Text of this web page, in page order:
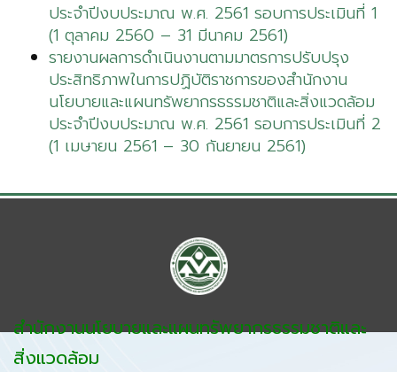
ประจำปีงบประมาณ พ.ศ. 2561 รอบการประเมินที่ 1
(1 ตุลาคม 2560 – 31 มีนาคม 2561)
รายงานผลการดำเนินงานตามมาตรการปรับปรุง
ประสิทธิภาพในการปฏิบัติราชการของสำนักงาน
นโยบายและแผนทรัพยากรธรรมชาติและสิ่งแวดล้อม
ประจำปีงบประมาณ พ.ศ. 2561 รอบการประเมินที่ 2
(1 เมษายน 2561 – 30 กันยายน 2561)
สำนักงานนโยบายและแผนทรัพยากรธรรมชาติและ
สิ่งแวดล้อม